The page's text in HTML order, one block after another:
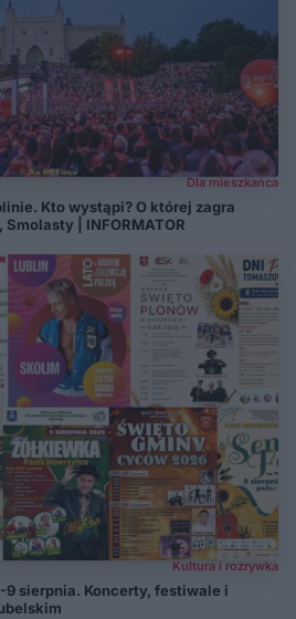
Dla mieszkańca
Kto wystąpi? O której zagra
| INFORMATOR
Kultura i rozrywka
sierpnia. Koncerty, festiwale i